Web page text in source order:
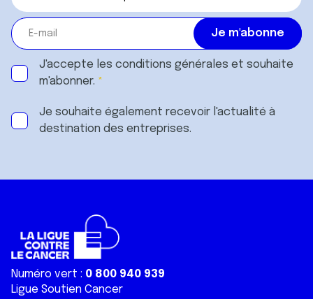
J'accepte les conditions générales et souhaite
m'abonner.
Je souhaite également recevoir l'actualité à
destination des entreprises.
Numéro vert : 0 800 940 939
Ligue Soutien Cancer